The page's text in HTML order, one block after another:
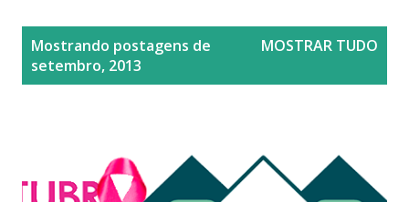
Mostrando postagens de
setembro, 2013
MOSTRAR TUDO